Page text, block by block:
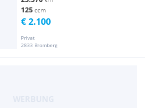
125ccm
Privat
2833 Bromberg
€ 2.100